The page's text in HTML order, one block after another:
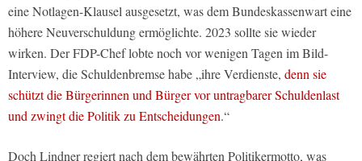
eine Notlagen-Klausel ausgesetzt, was dem Bundeskassenwart eine
höhere Neuverschuldung ermöglichte. 2023 sollte sie wieder
wirken. Der FDP-Chef lobte noch vor wenigen Tagen im Bild-
Interview, die Schuldenbremse habe „ihre Verdienste, denn sie
schützt die Bürgerinnen und Bürger vor untragbarer Schuldenlast
und zwingt die Politik zu Entscheidungen.“
Doch Lindner regiert nach dem bewährten Politikermotto, was